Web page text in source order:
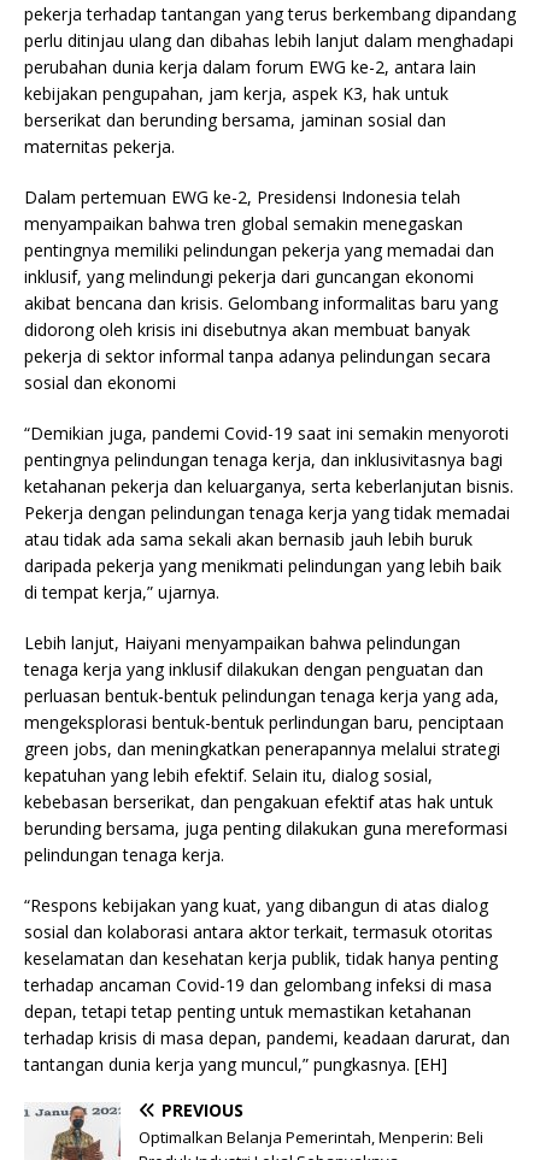
pekerja terhadap tantangan yang terus berkembang dipandang
perlu ditinjau ulang dan dibahas lebih lanjut dalam menghadapi
perubahan dunia kerja dalam forum EWG ke-2, antara lain
kebijakan pengupahan, jam kerja, aspek K3, hak untuk
berserikat dan berunding bersama, jaminan sosial dan
maternitas pekerja.
Dalam pertemuan EWG ke-2, Presidensi Indonesia telah
menyampaikan bahwa tren global semakin menegaskan
pentingnya memiliki pelindungan pekerja yang memadai dan
inklusif, yang melindungi pekerja dari guncangan ekonomi
akibat bencana dan krisis. Gelombang informalitas baru yang
didorong oleh krisis ini disebutnya akan membuat banyak
pekerja di sektor informal tanpa adanya pelindungan secara
sosial dan ekonomi
“Demikian juga, pandemi Covid-19 saat ini semakin menyoroti
pentingnya pelindungan tenaga kerja, dan inklusivitasnya bagi
ketahanan pekerja dan keluarganya, serta keberlanjutan bisnis.
Pekerja dengan pelindungan tenaga kerja yang tidak memadai
atau tidak ada sama sekali akan bernasib jauh lebih buruk
daripada pekerja yang menikmati pelindungan yang lebih baik
di tempat kerja,” ujarnya.
Lebih lanjut, Haiyani menyampaikan bahwa pelindungan
tenaga kerja yang inklusif dilakukan dengan penguatan dan
perluasan bentuk-bentuk pelindungan tenaga kerja yang ada,
mengeksplorasi bentuk-bentuk perlindungan baru, penciptaan
green jobs, dan meningkatkan penerapannya melalui strategi
kepatuhan yang lebih efektif. Selain itu, dialog sosial,
kebebasan berserikat, dan pengakuan efektif atas hak untuk
berunding bersama, juga penting dilakukan guna mereformasi
pelindungan tenaga kerja.
“Respons kebijakan yang kuat, yang dibangun di atas dialog
sosial dan kolaborasi antara aktor terkait, termasuk otoritas
keselamatan dan kesehatan kerja publik, tidak hanya penting
terhadap ancaman Covid-19 dan gelombang infeksi di masa
depan, tetapi tetap penting untuk memastikan ketahanan
terhadap krisis di masa depan, pandemi, keadaan darurat, dan
tantangan dunia kerja yang muncul,” pungkasnya. [EH]
PREVIOUS
Optimalkan Belanja Pemerintah, Menperin: Beli